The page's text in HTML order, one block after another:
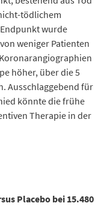
tödlichem
wurde
weniger Patienten
höher, über die 5
Ausschlaggebend für
könnte die frühe
Therapie in der
Placebo bei 15.480